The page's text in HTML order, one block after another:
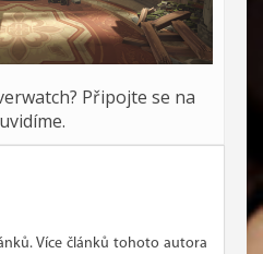
Připojte se na
Více článků tohoto autora